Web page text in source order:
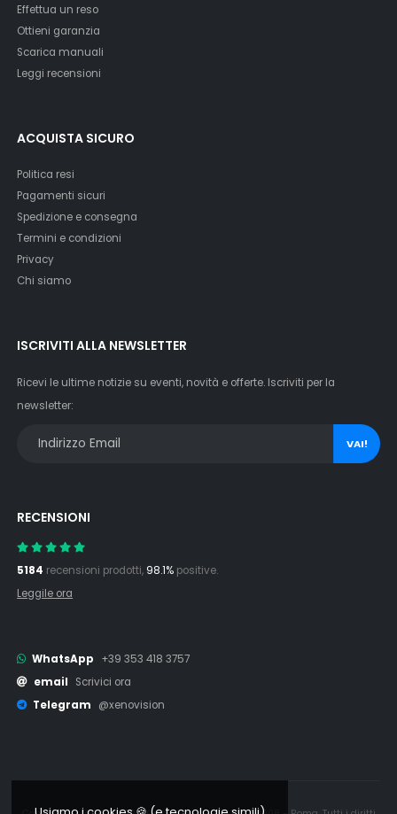
Effettua un reso
Ottieni garanzia
Scarica manuali
Leggi recensioni
ACQUISTA SICURO
Politica resi
Pagamenti sicuri
Spedizione e consegna
Termini e condizioni
Privacy
Chi siamo
ISCRIVITI ALLA NEWSLETTER
Ricevi le ultime notizie su eventi, novità e offerte. Iscriviti per la
newsletter:
VAI!
RECENSIONI
5184 recensioni prodotti, 98.1% positive.
Leggile ora
WhatsApp
+39 353 418 3757
email
Scrivici ora
Telegram
@xenovision